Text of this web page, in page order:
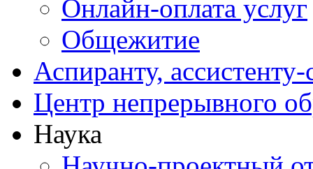
Онлайн-оплата услуг
Общежитие
Аспиранту,
Центр непрерывного
Наука